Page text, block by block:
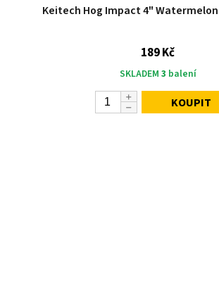
Keitech Hog Impact 4" Watermelon
189 Kč
SKLADEM 3 balení
KOUPIT